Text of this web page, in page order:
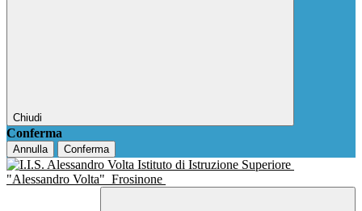
Chiudi
Conferma
Annulla Conferma
Istituto di Istruzione Superiore
"Alessandro Volta" Frosinone